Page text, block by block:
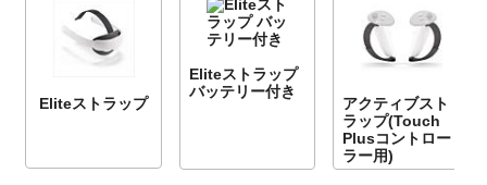
Eliteストラップ
Eliteストラップ
バッテリー付き
アクティブスト
ラップ(Touch
Plusコントロー
ラー用)